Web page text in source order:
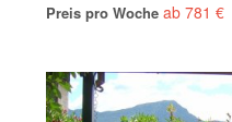
Preis pro Woche ab 781 €